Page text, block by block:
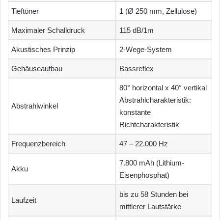
Tieftöner 1 (Ø 250 mm, Zellulose)
Maximaler Schalldruck 115 dB/1m
Akustisches Prinzip 2-Wege-System
Gehäuseaufbau Bassreflex
Abstrahlwinkel
80° horizontal x 40° vertikal
Abstrahlcharakteristik:
konstante
Richtcharakteristik
Frequenzbereich 47 – 22.000 Hz
Akku
7.800 mAh (Lithium-
Eisenphosphat)
Laufzeit
bis zu 58 Stunden bei
mittlerer Lautstärke